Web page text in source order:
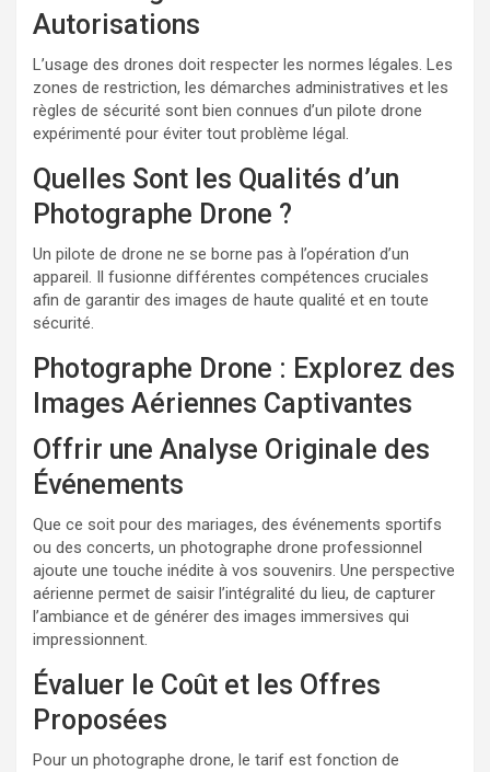
Autorisations
L’usage des drones doit respecter les normes légales. Les
zones de restriction, les démarches administratives et les
règles de sécurité sont bien connues d’un pilote drone
expérimenté pour éviter tout problème légal.
Quelles Sont les Qualités d’un
Photographe Drone ?
Un pilote de drone ne se borne pas à l’opération d’un
appareil. Il fusionne différentes compétences cruciales
afin de garantir des images de haute qualité et en toute
sécurité.
Photographe Drone : Explorez des
Images Aériennes Captivantes
Offrir une Analyse Originale des
Événements
Que ce soit pour des mariages, des événements sportifs
ou des concerts, un photographe drone professionnel
ajoute une touche inédite à vos souvenirs. Une perspective
aérienne permet de saisir l’intégralité du lieu, de capturer
l’ambiance et de générer des images immersives qui
impressionnent.
Évaluer le Coût et les Offres
Proposées
Pour un photographe drone, le tarif est fonction de